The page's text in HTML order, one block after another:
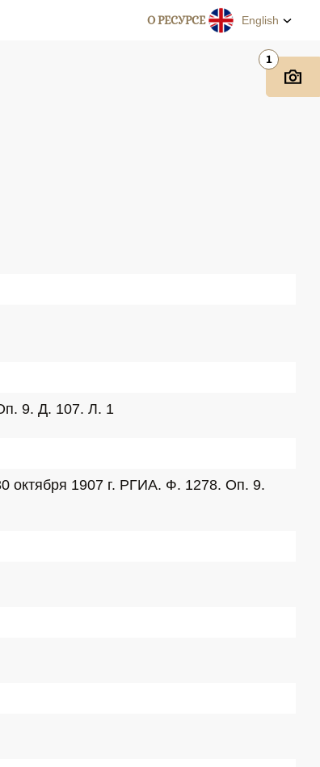
О РЕСУРСЕ English
9. Д. 107. Л. 1
октября 1907 г. РГИА. Ф. 1278. Оп. 9.
1